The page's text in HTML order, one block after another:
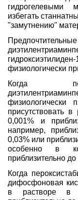
гидрогелевыми
избегать
"замутнению"
физиологически
Когда
физиологически
присутствовать
0,001% и
например,
0,03% или
особенно в
приблизительно
Когда
дифосфоновая
в растворе в